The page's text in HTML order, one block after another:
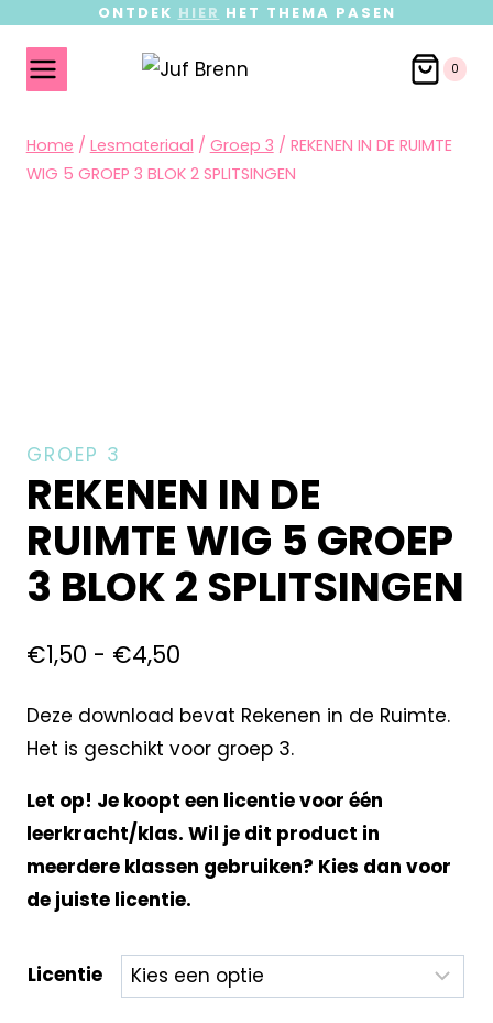
ONTDEK HIER HET THEMA PASEN
0
Home / Lesmateriaal / Groep 3 / REKENEN IN DE RUIMTE
WIG 5 GROEP 3 BLOK 2 SPLITSINGEN
GROEP 3
REKENEN IN DE
RUIMTE WIG 5 GROEP
3 BLOK 2 SPLITSINGEN
€1,50 - €4,50
Deze download bevat Rekenen in de Ruimte.
Het is geschikt voor groep 3.
Let op! Je koopt een licentie voor één
leerkracht/klas. Wil je dit product in
meerdere klassen gebruiken? Kies dan voor
de juiste licentie.
Licentie